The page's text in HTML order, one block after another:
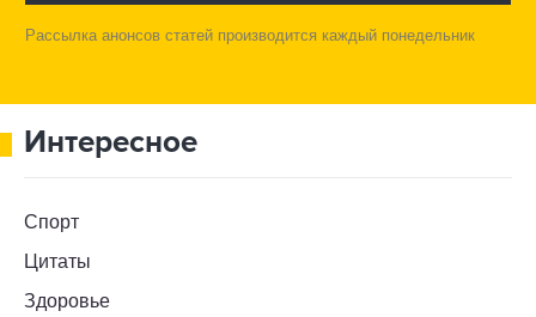
Рассылка анонсов статей производится каждый понедельник
Интересное
Спорт
Цитаты
Здоровье